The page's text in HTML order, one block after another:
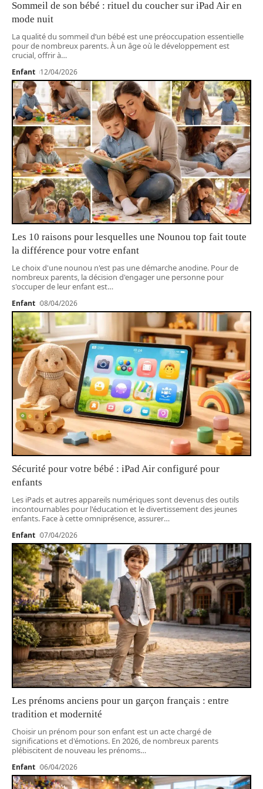
Sommeil de son bébé : rituel du coucher sur iPad Air en
mode nuit
La qualité du sommeil d’un bébé est une préoccupation essentielle
pour de nombreux parents. À un âge où le développement est
crucial, offrir à…
Enfant 12/04/2026
Les 10 raisons pour lesquelles une Nounou top fait toute
la différence pour votre enfant
Le choix d'une nounou n'est pas une démarche anodine. Pour de
nombreux parents, la décision d'engager une personne pour
s'occuper de leur enfant est…
Enfant 08/04/2026
Sécurité pour votre bébé : iPad Air configuré pour
enfants
Les iPads et autres appareils numériques sont devenus des outils
incontournables pour l'éducation et le divertissement des jeunes
enfants. Face à cette omniprésence, assurer…
Enfant 07/04/2026
Les prénoms anciens pour un garçon français : entre
tradition et modernité
Choisir un prénom pour son enfant est un acte chargé de
significations et d'émotions. En 2026, de nombreux parents
plébiscitent de nouveau les prénoms…
Enfant 06/04/2026